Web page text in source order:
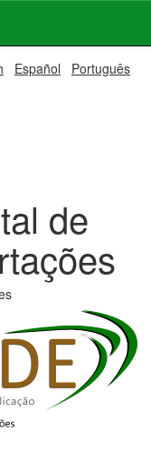
Español Português
de